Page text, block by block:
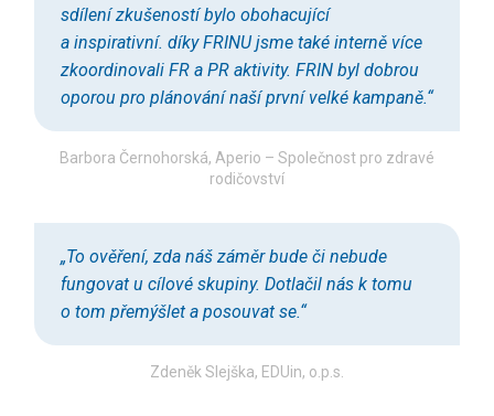
sdílení zkušeností bylo obohacující
a inspirativní. díky FRINU jsme také interně více
zkoordinovali FR a PR aktivity. FRIN byl dobrou
oporou pro plánování naší první velké kampaně.“
Barbora Černohorská, Aperio – Společnost pro zdravé
rodičovství
„To ověření, zda náš záměr bude či nebude
fungovat u cílové skupiny. Dotlačil nás k tomu
o tom přemýšlet a posouvat se.“
Zdeněk Slejška, EDUin, o.p.s.